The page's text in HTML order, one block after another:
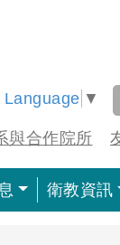
▼
與合作院所
衛教資訊